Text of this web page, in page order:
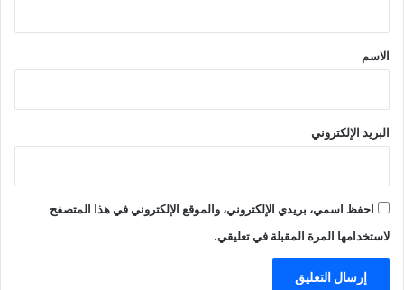
*
الاسم
البريد الإلكتروني
احفظ اسمي، بريدي الإلكتروني، والموقع الإلكتروني في هذا المتصفح
لاستخدامها المرة المقبلة في تعليقي.